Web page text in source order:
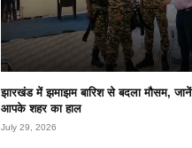
झारखंड में झमाझम बारिश से बदला मौसम, जानें
आपके शहर का हाल
July 29, 2026